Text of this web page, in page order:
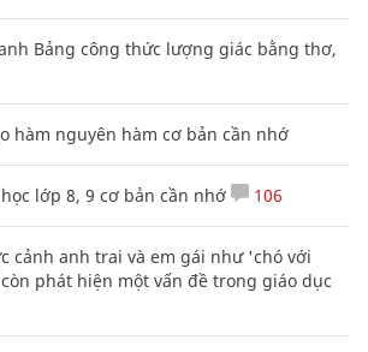
Bảng công thức lượng giác bằng thơ,
hàm nguyên hàm cơ bản cần nhớ
lớp 8, 9 cơ bản cần nhớ 106
cảnh anh trai và em gái như 'chó với
phát hiện một vấn đề trong giáo dục